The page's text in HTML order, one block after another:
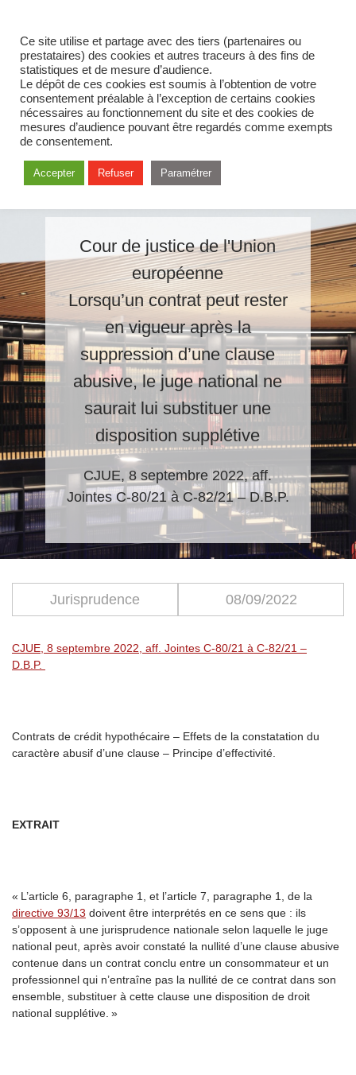
Cour de justice de l'Union
européenne
Lorsqu’un contrat peut rester
en vigueur après la
suppression d’une clause
abusive, le juge national ne
saurait lui substituer une
disposition supplétive
CJUE, 8 septembre 2022, aff.
Jointes C-80/21 à C-82/21 – D.B.P.
Jurisprudence 08/09/2022
CJUE, 8 septembre 2022, aff. Jointes C-80/21 à C-82/21 –
D.B.P.
Contrats de crédit hypothécaire – Effets de la constatation du
caractère abusif d’une clause – Principe d’effectivité.
EXTRAIT
« L’article 6, paragraphe 1, et l’article 7, paragraphe 1, de la
directive 93/13 doivent être interprétés en ce sens que : ils
s’opposent à une jurisprudence nationale selon laquelle le juge
national peut, après avoir constaté la nullité d’une clause abusive
contenue dans un contrat conclu entre un consommateur et un
professionnel qui n’entraîne pas la nullité de ce contrat dans son
ensemble, substituer à cette clause une disposition de droit
national supplétive. »
Ce site utilise et partage avec des tiers (partenaires ou
prestataires) des cookies et autres traceurs à des fins de
statistiques et de mesure d’audience.
Le dépôt de ces cookies est soumis à l’obtention de votre
consentement préalable à l’exception de certains cookies
nécessaires au fonctionnement du site et des cookies de
mesures d’audience pouvant être regardés comme exempts
de consentement.
Accepter Refuser Paramétrer